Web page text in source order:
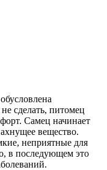
сделать, питомец
Самец начинает
вещество.
неприятные для
в последующем это